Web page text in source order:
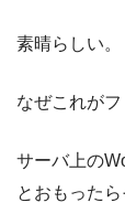
素晴らしい。
なぜこれがフ
サーバ上の
とおもった